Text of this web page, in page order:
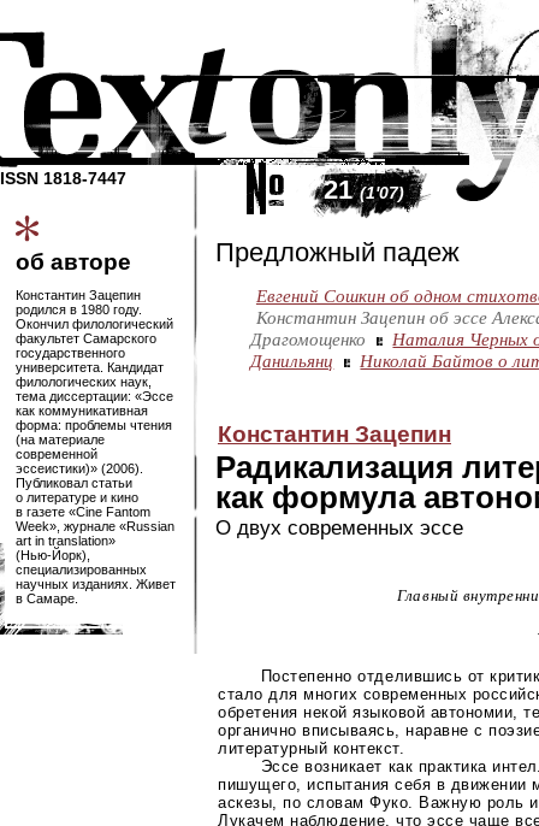
ISSN 1818-7447
об авторе
Константин Зацепин
родился в 1980 году.
Окончил филологический
факультет Самарского
государственного
университета. Кандидат
филологических наук,
тема диссертации: «Эссе
как коммуникативная
форма: проблемы чтения
(на материале
современной
эссеистики)» (2006).
Публиковал статьи
о литературе и кино
в газете «Cine Fantom
Week», журнале «Russian
art in translation»
(Нью-Йорк)
специализированных
научных изданиях. Живет
в Самаре.
21(1'07)
Предложный падеж
Евгений Сошкин об одном
Константин Зацепин об эссе
Драгомощенко
Наталия Черных
Данильянц
Николай Байтов о
Константин Зацепин
Радикализация
как формула
О двух современных эссе
Главный
Теодор
Постепенно отделившись от
стало для многих современных
обретения некой языковой автономии,
органично вписываясь, наравне с
литературный контекст.
Эссе возникает как практика
пишущего, испытания себя в движении
аскезы, по словам Фуко. Важную роль
Лукачем наблюдение, что эссе чаще